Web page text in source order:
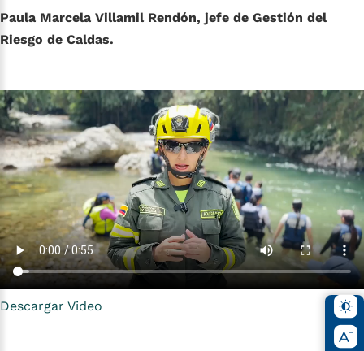
Paula Marcela Villamil Rendón, jefe de Gestión del
Riesgo de Caldas.
Descargar Video